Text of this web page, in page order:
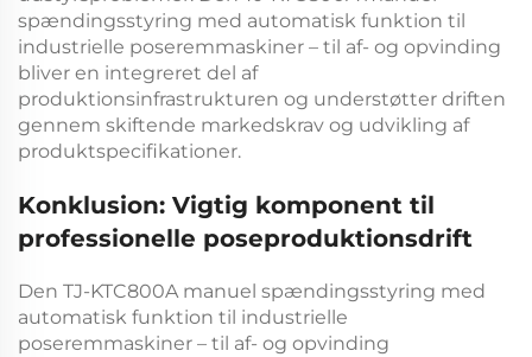
spændingsstyring med automatisk funktion til
industrielle poseremmaskiner – til af- og opvinding
bliver en integreret del af
produktionsinfrastrukturen og understøtter driften
gennem skiftende markedskrav og udvikling af
produktspecifikationer.
Konklusion: Vigtig komponent til
professionelle poseproduktionsdrift
Den TJ-KTC800A manuel spændingsstyring med
automatisk funktion til industrielle
poseremmaskiner – til af- og opvinding